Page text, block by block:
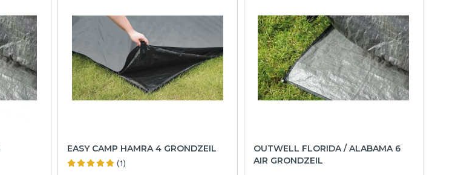
EASY CAMP HAMRA 4 GRONDZEIL
(1)
OUTWELL FLORIDA / ALABAMA 6
AIR GRONDZEIL